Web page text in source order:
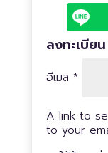
ลงทะเบียน
อีเมล *
A link to
to your